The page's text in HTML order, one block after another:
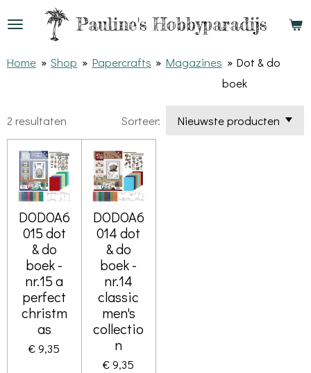
Ga
naar
Pauline'sHobbyparadijs
Home » Shop » Papercrafts » Magazines » Dot & do
boek
2 resultaten Sorteer:
DODOA6
015 dot
& do
boek -
nr.15 a
perfect
christm
as
€ 9,35
DODOA6
014 dot
& do
boek -
nr.14
classic
men's
collectio
n
€ 9,35